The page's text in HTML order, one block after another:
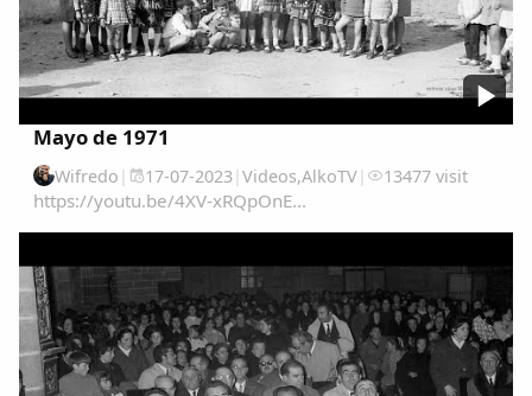
Mayo de 1971
Wifredo | 17-07-2023| Videos,AlkoTV| 13477 visit
https://youtu.be/4XV-xRQpOnE...
Comparte
Compartir en Facebook
Compartir en Twitter